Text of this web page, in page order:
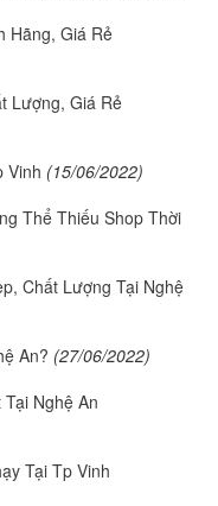
Hãng, Giá Rẻ
Lượng, Giá Rẻ
Vinh (15/06/2022)
Thể Thiếu Shop Thời
Chất Lượng Tại Nghệ
An? (27/06/2022)
Nghệ An
Tại Tp Vinh